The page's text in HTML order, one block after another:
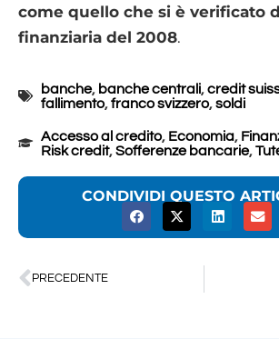
come quello che si è verificato
finanziaria del 2008.
banche, banche centrali,credit
fallimento,franco svizzero,soldi
Accesso al credito, Economia,
Risk credit,Sofferenze bancarie,
CONDIVIDI QUESTO
PRECEDENTE